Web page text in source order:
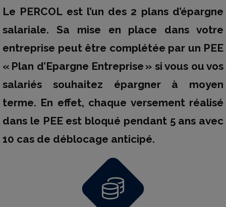
Le PERCOL est l’un des 2 plans d’épargne
salariale. Sa mise en place dans votre
entreprise peut être complétée par un PEE
« Plan d’Epargne Entreprise » si vous ou vos
salariés souhaitez épargner à moyen
terme. En effet, chaque versement réalisé
dans le PEE est bloqué pendant 5 ans avec
10 cas de déblocage anticipé.